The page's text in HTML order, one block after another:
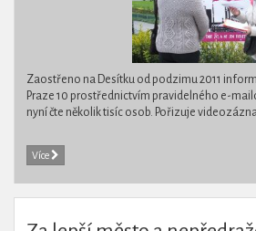
Zaostřeno na Desítku od podzimu 2011
Praze 10 prostřednictvím pravidelného e-
nyní čte několik tisíc osob. Pořizuje
Více